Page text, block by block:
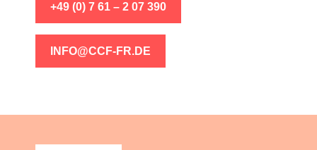
+49 (0) 7 61 – 2 07 390
INFO@CCF-FR.DE